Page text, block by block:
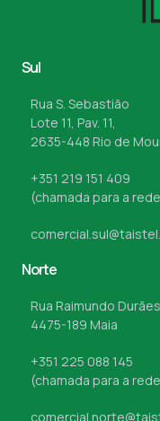
Sul
Rua S. Sebastião
Lote 11, Pav. 11,
2635-448 Rio de
+351 219 151 409
(chamada para a
Norte
Rua Raimundo
4475-189 Maia
+351 225 088 145
(chamada para a